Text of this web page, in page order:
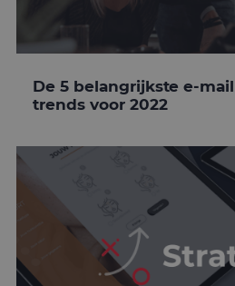
De 5 belangrijkste e-
trends voor 2022